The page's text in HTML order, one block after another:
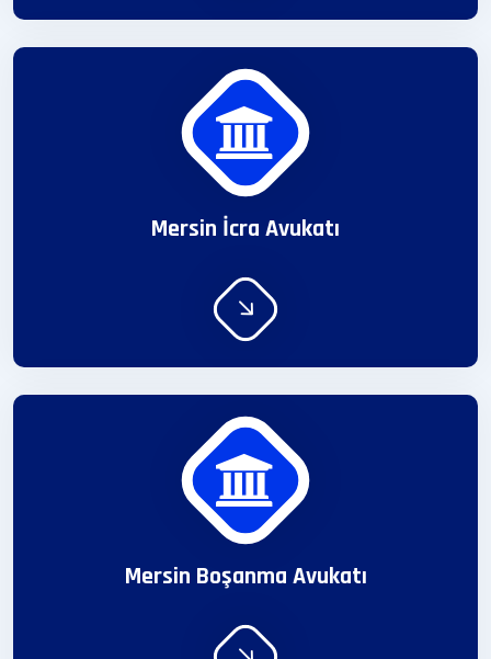
Mersin İcra Avukatı
Mersin Boşanma Avukatı